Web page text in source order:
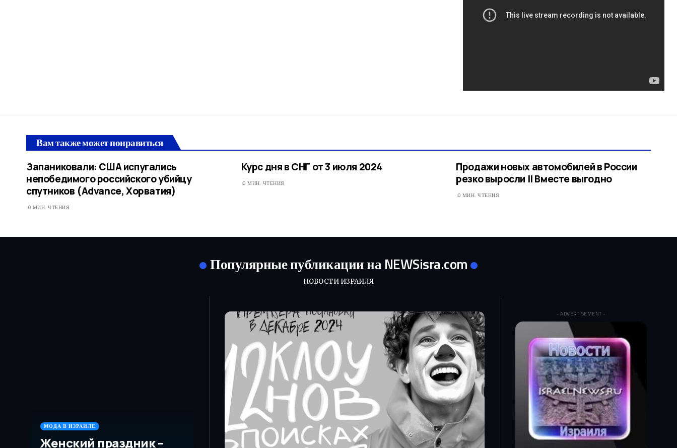
Вам также может понравиться
Запаниковали: США испугались
непобедимого российского убийцу
спутников (Advance, Хорватия)
0 МИН. ЧТЕНИЯ
Курс дня в СНГ от 3 июля 2024
0 МИН. ЧТЕНИЯ
Продажи новых автомобилей в России
резко выросли || Вместе выгодно
0 МИН. ЧТЕНИЯ
Популярные публикации на NEWSisra.com
НОВОСТИ ИЗРАИЛЯ
МОДА В ИЗРАИЛЕ
Женский праздник –
- ADVERTISEMENT -